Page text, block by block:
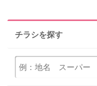
チラシを探す